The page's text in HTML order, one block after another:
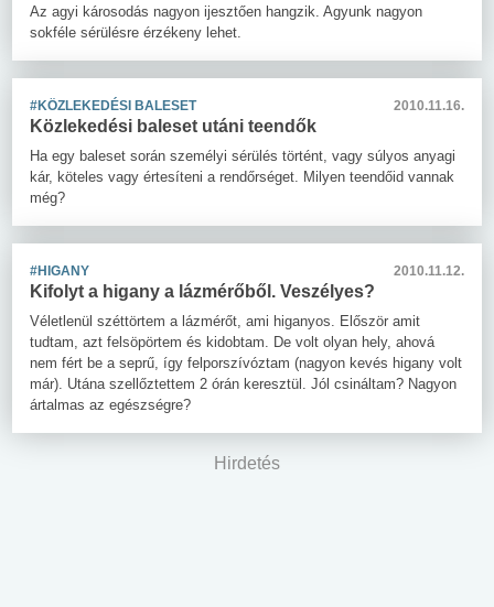
Az agyi károsodás nagyon ijesztően hangzik. Agyunk nagyon
sokféle sérülésre érzékeny lehet.
#KÖZLEKEDÉSI BALESET 2010.11.16.
Közlekedési baleset utáni teendők
Ha egy baleset során személyi sérülés történt, vagy súlyos anyagi
kár, köteles vagy értesíteni a rendőrséget. Milyen teendőid vannak
még?
#HIGANY 2010.11.12.
Kifolyt a higany a lázmérőből. Veszélyes?
Véletlenül széttörtem a lázmérőt, ami higanyos. Először amit
tudtam, azt felsöpörtem és kidobtam. De volt olyan hely, ahová
nem fért be a seprű, így felporszívóztam (nagyon kevés higany volt
már). Utána szellőztettem 2 órán keresztül. Jól csináltam? Nagyon
ártalmas az egészségre?
Hirdetés